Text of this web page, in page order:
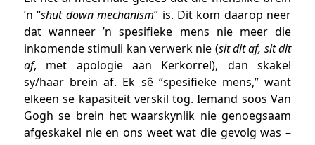
’n “shut down mechanism” is. Dit kom daarop neer
dat wanneer ’n spesifieke mens nie meer die
inkomende stimuli kan verwerk nie (sit dit af, sit dit
af, met apologie aan Kerkorrel), dan skakel
sy/haar brein af. Ek sê “spesifieke mens,” want
elkeen se kapasiteit verskil tog. Iemand soos Van
Gogh se brein het waarskynlik nie genoegsaam
afgeskakel nie en ons weet wat die gevolg was –